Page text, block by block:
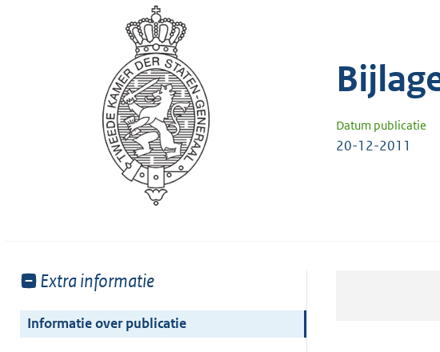
Datum publicatie
20-12-2011
Toon
van:
Extra informatie
Informatie over publicatie